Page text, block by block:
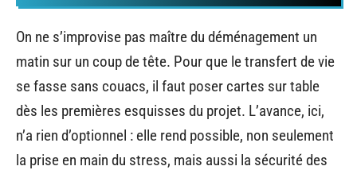
On ne s’improvise pas maître du déménagement un
matin sur un coup de tête. Pour que le transfert de vie
se fasse sans couacs, il faut poser cartes sur table
dès les premières esquisses du projet. L’avance, ici,
n’a rien d’optionnel : elle rend possible, non seulement
la prise en main du stress, mais aussi la sécurité des